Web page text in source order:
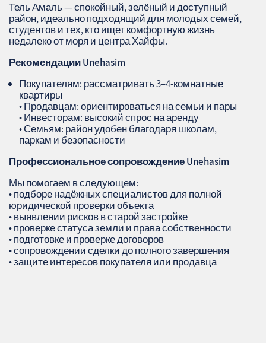
Тель Амаль — спокойный, зелёный и доступный
район, идеально подходящий для молодых семей,
студентов и тех, кто ищет комфортную жизнь
недалеко от моря и центра Хайфы.
РекомендацииUnehasim
Покупателям: рассматривать 3–4‑комнатные
квартиры
• Продавцам: ориентироваться на семьи и пары
• Инвесторам: высокий спрос на аренду
• Семьям: район удобен благодаря школам,
паркам и безопасности
Профессиональное сопровождениеUnehasim
Мы помогаем в следующем:
• подборе надёжных специалистов для полной
юридической проверки объекта
• выявлении рисков в старой застройке
• проверке статуса земли и права собственности
• подготовке и проверке договоров
• сопровождении сделки до полного завершения
• защите интересов покупателя или продавца